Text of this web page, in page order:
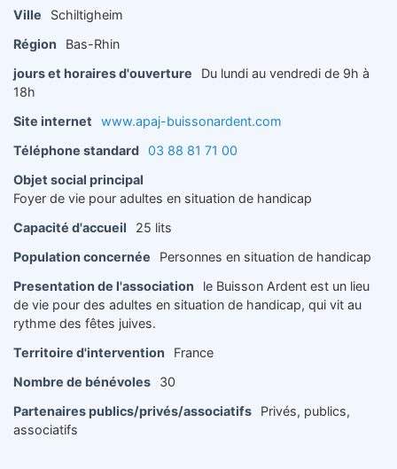
Ville
Schiltigheim
Région
Bas-Rhin
jours et horaires d'ouverture
Du lundi au vendredi de 9h à
18h
Site internet
www.apaj-buissonardent.com
Téléphone standard 03 88 81 71 00
Objet social principal
Foyer de vie pour adultes en situation de handicap
Capacité d'accueil
25 lits
Population concernée
Personnes en situation de handicap
Presentation de l'association
le Buisson Ardent est un lieu
de vie pour des adultes en situation de handicap, qui vit au
rythme des fêtes juives.
Territoire d'intervention
France
Nombre de bénévoles
30
Partenaires publics/privés/associatifs
Privés, publics,
associatifs